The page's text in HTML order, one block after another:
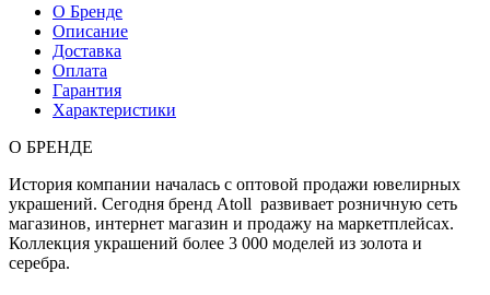
О Бренде
Описание
Доставка
Оплата
Гарантия
Характеристики
О БРЕНДЕ
История компании началась с оптовой продажи ювелирных
украшений. Сегодня бренд Atoll развивает розничную сеть
магазинов, интернет магазин и продажу на маркетплейсах.
Коллекция украшений более 3 000 моделей из золота и
серебра.